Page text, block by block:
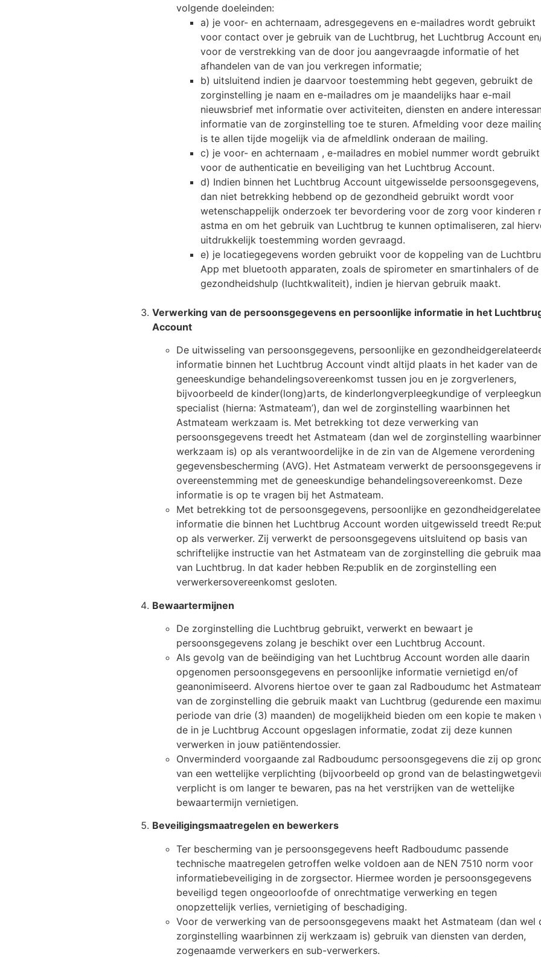
volgende doeleinden:
a) je voor- en achternaam, adresgegevens en e-mailadres wordt gebruikt
voor contact over je gebruik van de Luchtbrug, het Luchtbrug Account
voor de verstrekking van de door jou aangevraagde informatie of het
afhandelen van de van jou verkregen informatie;
b) uitsluitend indien je daarvoor toestemming hebt gegeven, gebruikt de
zorginstelling je naam en e-mailadres om je maandelijks haar e-mail
nieuwsbrief met informatie over activiteiten, diensten en andere
informatie van de zorginstelling toe te sturen. Afmelding voor deze
is te allen tijde mogelijk via de afmeldlink onderaan de mailing.
c) je voor- en achternaam , e-mailadres en mobiel nummer wordt gebruikt
voor de authenticatie en beveiliging van het Luchtbrug Account.
d) Indien binnen het Luchtbrug Account uitgewisselde persoonsgegevens,
dan niet betrekking hebbend op de gezondheid gebruikt wordt voor
wetenschappelijk onderzoek ter bevordering voor de zorg voor kinderen
astma en om het gebruik van Luchtbrug te kunnen optimaliseren, zal
uitdrukkelijk toestemming worden gevraagd.
e) je locatiegegevens worden gebruikt voor de koppeling van de
App met bluetooth apparaten, zoals de spirometer en smartinhalers of de
gezondheidshulp (luchtkwaliteit), indien je hiervan gebruik maakt.
Verwerking van de persoonsgegevens en persoonlijke informatie in het
Account
De uitwisseling van persoonsgegevens, persoonlijke en
informatie binnen het Luchtbrug Account vindt altijd plaats in het kader van de
geneeskundige behandelingsovereenkomst tussen jou en je zorgverleners,
bijvoorbeeld de kinder(long)arts, de kinderlongverpleegkundige of
specialist (hierna: ‘Astmateam’), dan wel de zorginstelling waarbinnen het
Astmateam werkzaam is. Met betrekking tot deze verwerking van
persoonsgegevens treedt het Astmateam (dan wel de zorginstelling
werkzaam is) op als verantwoordelijke in de zin van de Algemene verordening
gegevensbescherming (AVG). Het Astmateam verwerkt de persoonsgegevens
overeenstemming met de geneeskundige behandelingsovereenkomst. Deze
informatie is op te vragen bij het Astmateam.
Met betrekking tot de persoonsgegevens, persoonlijke en
informatie die binnen het Luchtbrug Account worden uitgewisseld treedt
op als verwerker. Zij verwerkt de persoonsgegevens uitsluitend op basis van
schriftelijke instructie van het Astmateam van de zorginstelling die gebruik
van Luchtbrug. In dat kader hebben Re:publik en de zorginstelling een
verwerkersovereenkomst gesloten.
Bewaartermijnen
De zorginstelling die Luchtbrug gebruikt, verwerkt en bewaart je
persoonsgegevens zolang je beschikt over een Luchtbrug Account.
Als gevolg van de beëindiging van het Luchtbrug Account worden alle daarin
opgenomen persoonsgegevens en persoonlijke informatie vernietigd en/of
geanonimiseerd. Alvorens hiertoe over te gaan zal Radboudumc het
van de zorginstelling die gebruik maakt van Luchtbrug (gedurende een
periode van drie (3) maanden) de mogelijkheid bieden om een kopie te maken
de in je Luchtbrug Account opgeslagen informatie, zodat zij deze kunnen
verwerken in jouw patiëntendossier.
Onverminderd voorgaande zal Radboudumc persoonsgegevens die zij op
van een wettelijke verplichting (bijvoorbeeld op grond van de
verplicht is om langer te bewaren, pas na het verstrijken van de wettelijke
bewaartermijn vernietigen.
Beveiligingsmaatregelen en bewerkers
Ter bescherming van je persoonsgegevens heeft Radboudumc passende
technische maatregelen getroffen welke voldoen aan de NEN 7510 norm voor
informatiebeveiliging in de zorgsector. Hiermee worden je persoonsgegevens
beveiligd tegen ongeoorloofde of onrechtmatige verwerking en tegen
onopzettelijk verlies, vernietiging of beschadiging.
Voor de verwerking van de persoonsgegevens maakt het Astmateam (dan wel
zorginstelling waarbinnen zij werkzaam is) gebruik van diensten van derden,
zogenaamde verwerkers en sub-verwerkers.